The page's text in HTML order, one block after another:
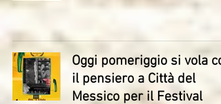
Oggi pomeriggio si vola
il pensiero a Città del
Messico per il Festival